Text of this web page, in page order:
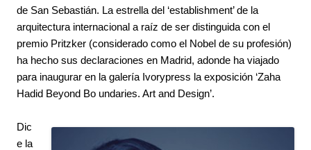
de San Sebastián. La estrella del ‘establishment’ de la
arquitectura internacional a raíz de ser distinguida con el
premio Pritzker (considerado como el Nobel de su profesión)
ha hecho sus declaraciones en Madrid, adonde ha viajado
para inaugurar en la galería Ivorypress la exposición ‘Zaha
Hadid Beyond Bo undaries. Art and Design’.
Dic
e la